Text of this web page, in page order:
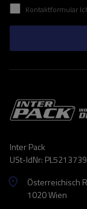
Kontaktformular Ich stimme der Verarbeitung
Inter Pack
USt-IdNr:
Österreichisch
1020 Wien